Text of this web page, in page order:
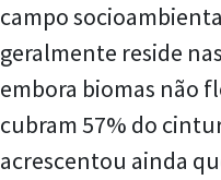
campo
geralmente reside
embora biomas não
cubram 57% do
acrescentou ainda